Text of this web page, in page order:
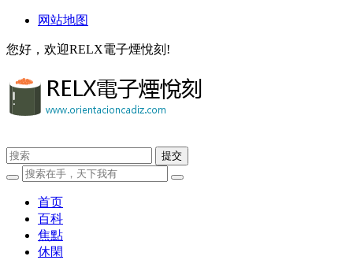
网站地图
您好，欢迎RELX電子煙悅刻!
首页
百科
焦點
休閑